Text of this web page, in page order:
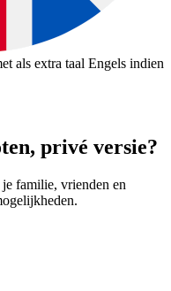
als extra taal Engels indien
privé versie?
familie, vrienden en